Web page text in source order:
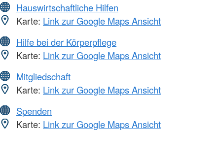
Hauswirtschaftliche Hilfen
Karte: Link zur Google Maps Ansicht
Hilfe bei der Körperpflege
Karte: Link zur Google Maps Ansicht
Mitgliedschaft
Karte: Link zur Google Maps Ansicht
Spenden
Karte: Link zur Google Maps Ansicht